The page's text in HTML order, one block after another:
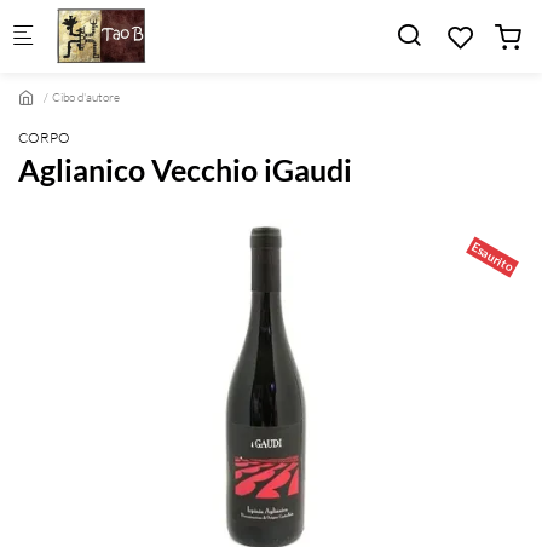
Skip to main content
Cibo d'autore
CORPO
Aglianico Vecchio iGaudi
Esaurito